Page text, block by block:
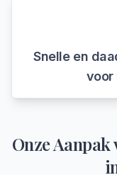
Snelle en
voor
Onze Aanpak